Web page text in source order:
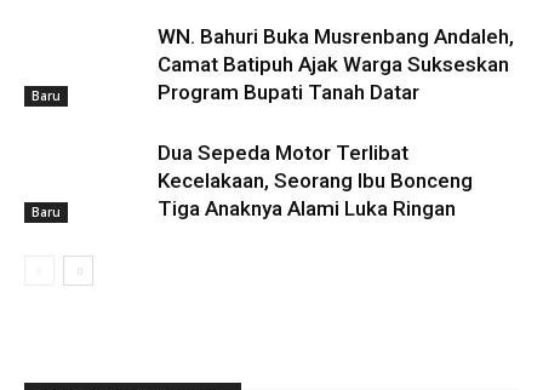
Baru
WN. Bahuri Buka Musrenbang Andaleh,
Camat Batipuh Ajak Warga Sukseskan
Program Bupati Tanah Datar
Baru
Dua Sepeda Motor Terlibat
Kecelakaan, Seorang Ibu Bonceng
Tiga Anaknya Alami Luka Ringan